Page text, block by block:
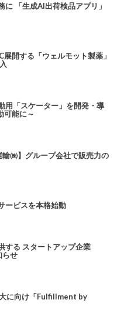
「生成AI出荷検品アプリ」
開する「ウェルモット製薬」
用「スケーター」を開発・導
可能に～
輸㈱】グループ会社で販売力の
ービスを本格始動
する スタートアップ企業
らせ
に向け「Fulfillment by